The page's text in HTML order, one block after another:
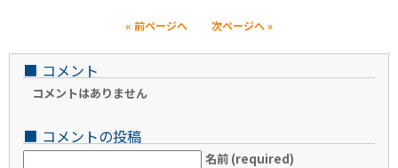
« 前ページへ 次ページへ »
■ コメント
コメントはありません
■ コメントの投稿
名前 (required)